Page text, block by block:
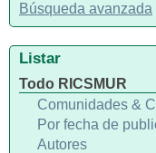
Búsqueda avanzada
Listar
Todo RICSMUR
Comunidades &
Por fecha de
Autores